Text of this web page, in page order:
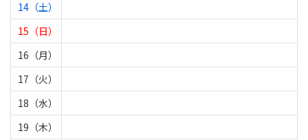
14（土）
15（日）
16（月）
17（火）
18（水）
19（木）